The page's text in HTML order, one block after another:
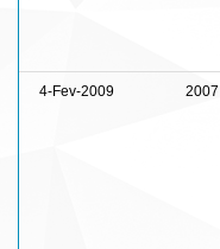
4-Fev-2009 2007